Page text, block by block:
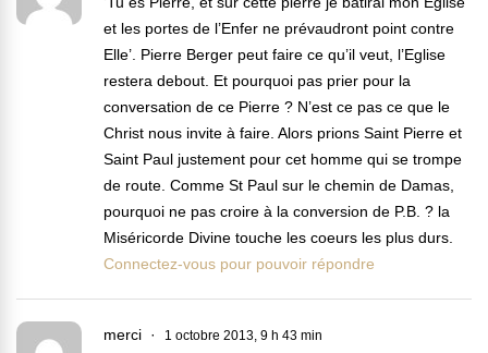
et les portes de l’Enfer ne prévaudront point contre
Elle’. Pierre Berger peut faire ce qu’il veut, l’Eglise
restera debout. Et pourquoi pas prier pour la
conversation de ce Pierre ? N’est ce pas ce que le
Christ nous invite à faire. Alors prions Saint Pierre et
Saint Paul justement pour cet homme qui se trompe
de route. Comme St Paul sur le chemin de Damas,
pourquoi ne pas croire à la conversion de P.B. ? la
Miséricorde Divine touche les coeurs les plus durs.
Connectez-vous pour pouvoir répondre
merci 1 octobre 2013, 9 h 43 min